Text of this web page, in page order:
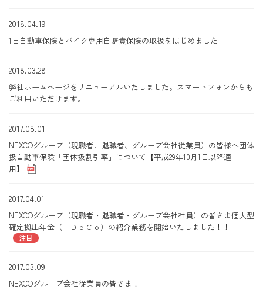
2018.04.19
1日自動車保険とバイク専用自賠責保険の取扱をはじめました
2018.03.28
弊社ホームページをリニューアルいたしました。スマートフォンからも
ご利用いただけます。
2017.08.01
NEXCOグループ（現職者、退職者、グループ会社従業員）の皆様へ団体
扱自動車保険「団体扱割引率」について【平成29年10月1日以降適
用】
2017.04.01
NEXCOグループ（現職者・退職者・グループ会社社員）の皆さま個人型
確定拠出年金（ｉＤｅＣｏ）の紹介業務を開始いたしました！！
注目
2017.03.09
NEXCOグループ会社従業員の皆さま！